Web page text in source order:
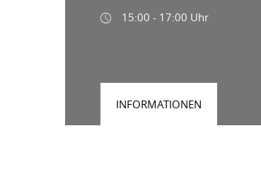
15:00 - 17:00 Uhr
INFORMATIONEN